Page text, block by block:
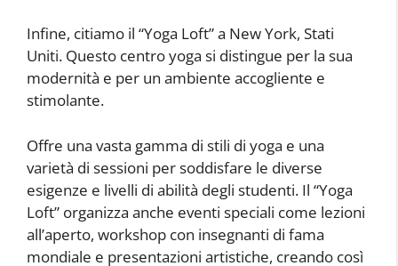
Infine, citiamo il “Yoga Loft” a New York, Stati
Uniti. Questo centro yoga si distingue per la sua
modernità e per un ambiente accogliente e
stimolante.
Offre una vasta gamma di stili di yoga e una
varietà di sessioni per soddisfare le diverse
esigenze e livelli di abilità degli studenti. Il “Yoga
Loft” organizza anche eventi speciali come lezioni
all’aperto, workshop con insegnanti di fama
mondiale e presentazioni artistiche, creando così